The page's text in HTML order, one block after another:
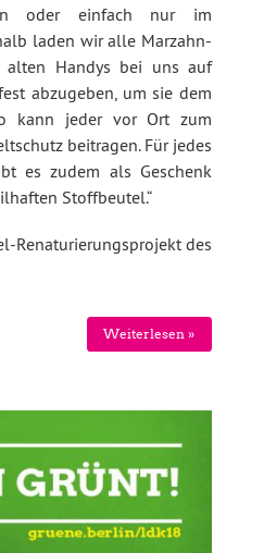
oder einfach nur im
laden wir alle Marzahn-
alten Handys bei uns auf
abzugeben, um sie dem
kann jeder vor Ort zum
beitragen. Für jedes
es zudem als Geschenk
Stoffbeutel.“
Renaturierungsprojekt des
Weiterlesen »